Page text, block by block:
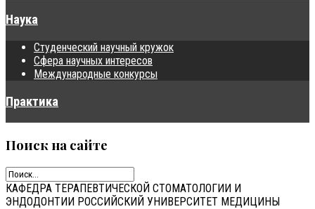
Наука
Студенческий научный кружок
Сфера научных интересов
Международные конкурсы
Практика
Поиск на сайте
КАФЕДРА ТЕРАПЕВТИЧЕСКОЙ СТОМАТОЛОГИИ И
ЭНДОДОНТИИ РОССИЙСКИЙ УНИВЕРСИТЕТ МЕДИЦИНЫ